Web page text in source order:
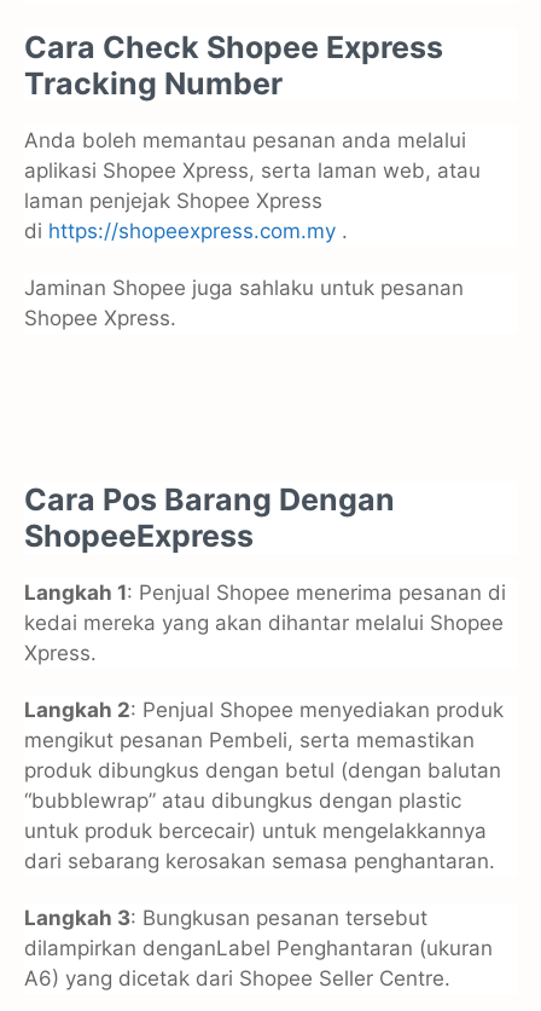
Cara Check Shopee Express
Tracking Number
Anda boleh memantau pesanan anda melalui
aplikasi Shopee Xpress, serta laman web, atau
laman penjejak Shopee Xpress
di https://shopeexpress.com.my .
Jaminan Shopee juga sahlaku untuk pesanan
Shopee Xpress.
Cara Pos Barang Dengan
ShopeeExpress
Langkah 1: Penjual Shopee menerima pesanan di
kedai mereka yang akan dihantar melalui Shopee
Xpress.
Langkah 2: Penjual Shopee menyediakan produk
mengikut pesanan Pembeli, serta memastikan
produk dibungkus dengan betul (dengan balutan
“bubblewrap” atau dibungkus dengan plastic
untuk produk bercecair) untuk mengelakkannya
dari sebarang kerosakan semasa penghantaran.
Langkah 3: Bungkusan pesanan tersebut
dilampirkan denganLabel Penghantaran (ukuran
A6) yang dicetak dari Shopee Seller Centre.